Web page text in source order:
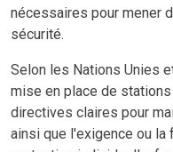
nécessaires pour mener
sécurité.
Selon les Nations Unies
mise en place de
directives claires pour
ainsi que l'exigence ou la